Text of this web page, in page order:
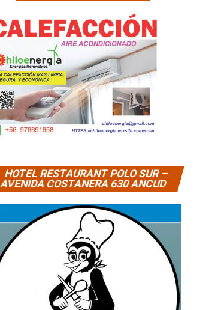
HOTEL RESTAURANT POLO SUR –
AVENIDA COSTANERA 630 ANCUD